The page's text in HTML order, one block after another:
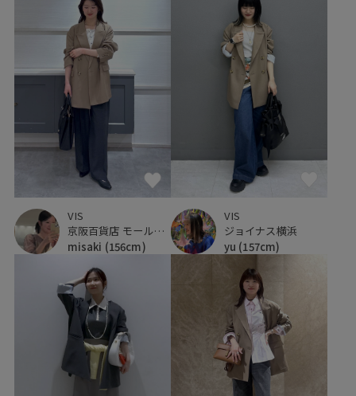
VIS
京阪百貨店 モール京橋店
misaki (156cm)
VIS
ジョイナス横浜
yu (157cm)